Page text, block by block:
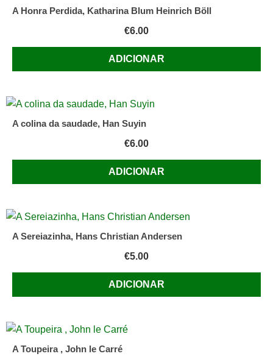
A Honra Perdida, Katharina Blum Heinrich Böll
€6.00
ADICIONAR
A colina da saudade, Han Suyin
€6.00
ADICIONAR
A Sereiazinha, Hans Christian Andersen
€5.00
ADICIONAR
A Toupeira , John le Carré